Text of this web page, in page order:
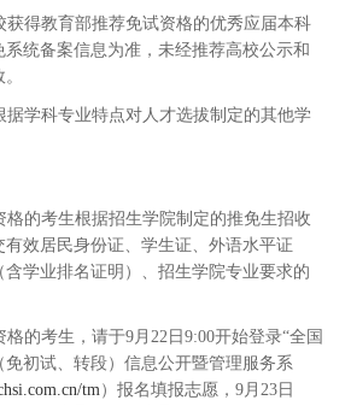
教育部推荐免试资格的优秀应届本科
统备案信息为准，未经推荐高校公示和
科专业特点对人才选拔制定的其他学
考生根据招生学院制定的推免生招收
效居民身份证、学生证、外语水平证
学业排名证明）、招生学院专业要求的
考生，请于9月22日9:00开始登录“全国
初试、转段）信息公开暨管理服务系
tm）报名填报志愿，9月23日